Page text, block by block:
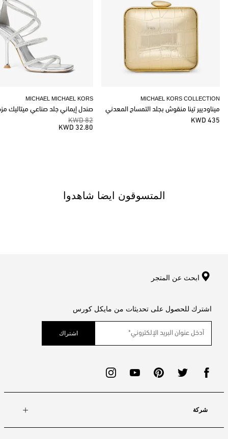
MICHAEL MICHAEL KORS
صندل إيماني جلد صناعي ميتاليك
82 KWD
32.80 KWD
MICHAEL KORS COLLECTION
ميناوديير تينا منقوش بجلد التمساح المعدني
435 KWD
المتسوقون ايضا شاهدوا
ابحث عن المتجر
اشترك للحصول على تحديثات من مايكل كورس
اشتراك
شركة